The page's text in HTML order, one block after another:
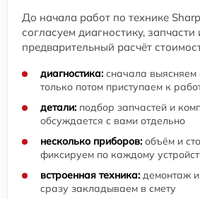
До начала работ по технике
согласуем диагностику, запчасти
предварительный расчёт
диагностика: сначала выясняем
только потом приступаем к
детали: подбор запчастей и
обсуждается с вами отдельно
несколько приборов: объём и
фиксируем по каждому
встроенная техника: демонтаж
сразу закладываем в смету